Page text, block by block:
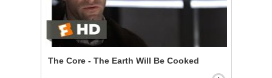
The Core - The Earth Will Be Cooked